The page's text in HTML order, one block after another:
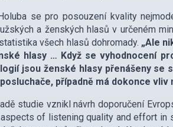
se pro posouzení kvality
a ženských hlasů v určeném
všech hlasů dohromady. „Ale
hlasy … Když se vyhodnocení
jsou ženské hlasy přenášeny se
případně má dokonce
studie vznikl návrh doporučení
of listening quality and effort in